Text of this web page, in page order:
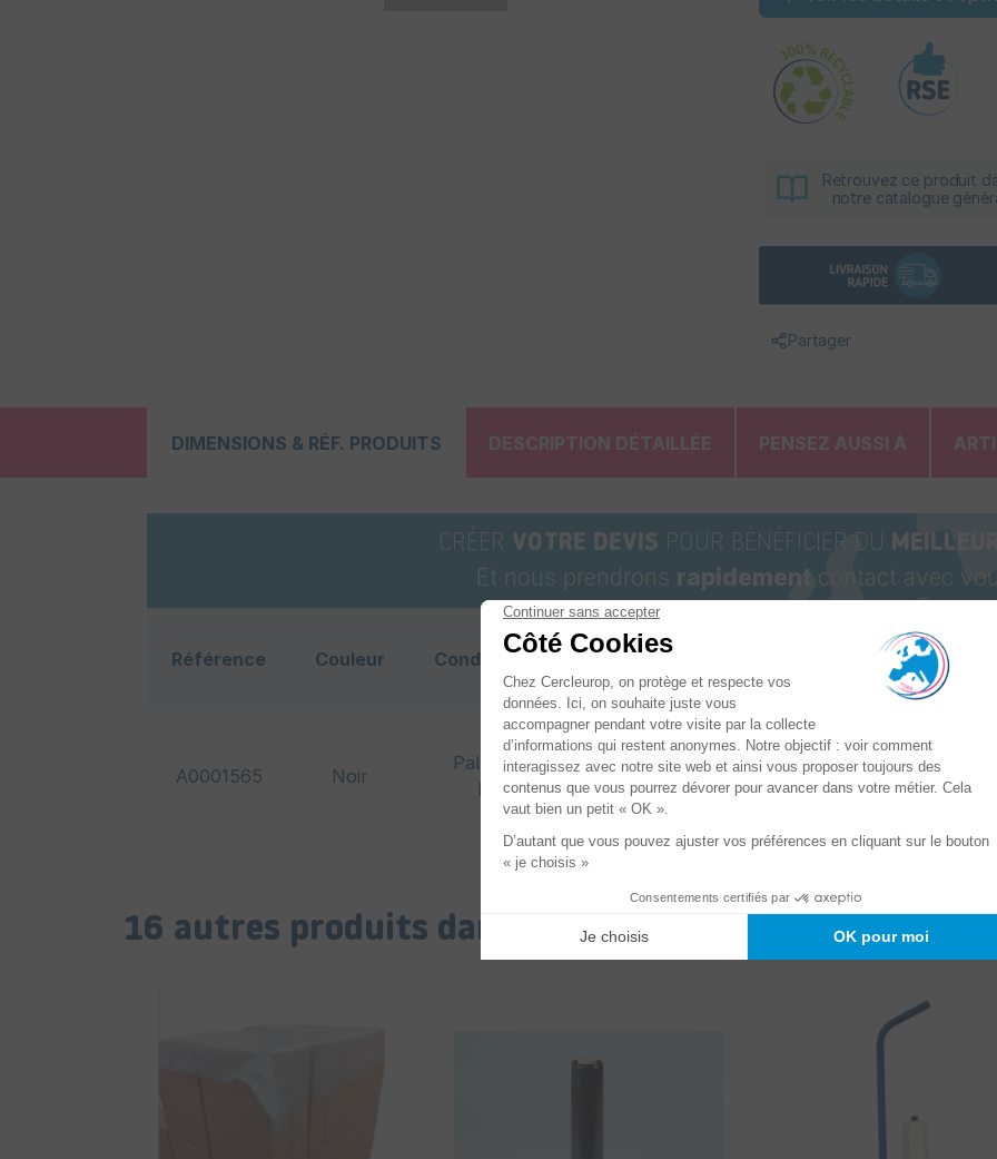
Retrouvez ce produit
notre catalogue
Partager
DIMENSIONS & RÉF. PRODUITS DESCRIPTION DÉTAILLÉE PENSEZ AUSSI À
CRÉER VOTRE DEVIS POUR BÉNÉFICIER DU
Et nous prendrons rapidement contact avec
Référence Couleur Conditionnement
Epaisseur
- µ
A0001565 Noir
Palette de 40
bobines
11
Cast / Standard -
Glissant &
16 autres produits dans la même catégorie :